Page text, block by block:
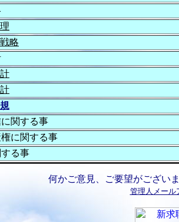
略
関する事
に関する事
る事
何かご意見、ご要望がござい
管理人メール